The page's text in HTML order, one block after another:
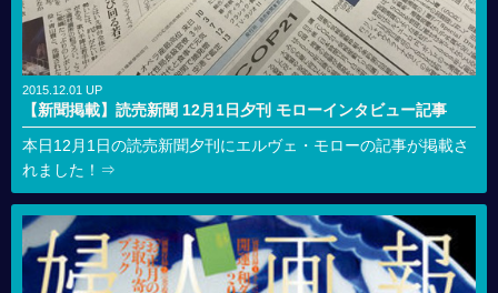
2015.12.01 UP
【新聞掲載】読売新聞 12月1日夕刊 モローインタビュー記事
本日12月1日の読売新聞夕刊にエルヴェ・モローの記事が掲載さ
れました！⇒